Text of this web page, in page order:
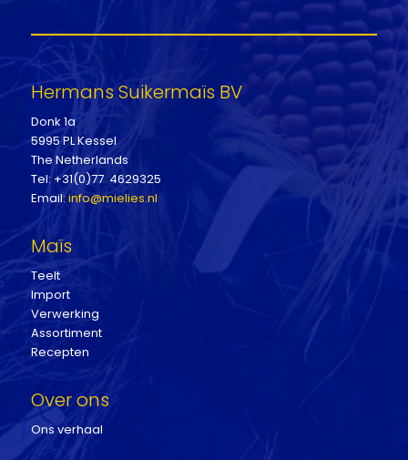
Hermans Suikermaïs BV
Donk 1a
5995 PL Kessel
The Netherlands
Tel: +31(0)77 4629325
Email: info@mielies.nl
Maïs
Teelt
Import
Verwerking
Assortiment
Recepten
Over ons
Ons verhaal